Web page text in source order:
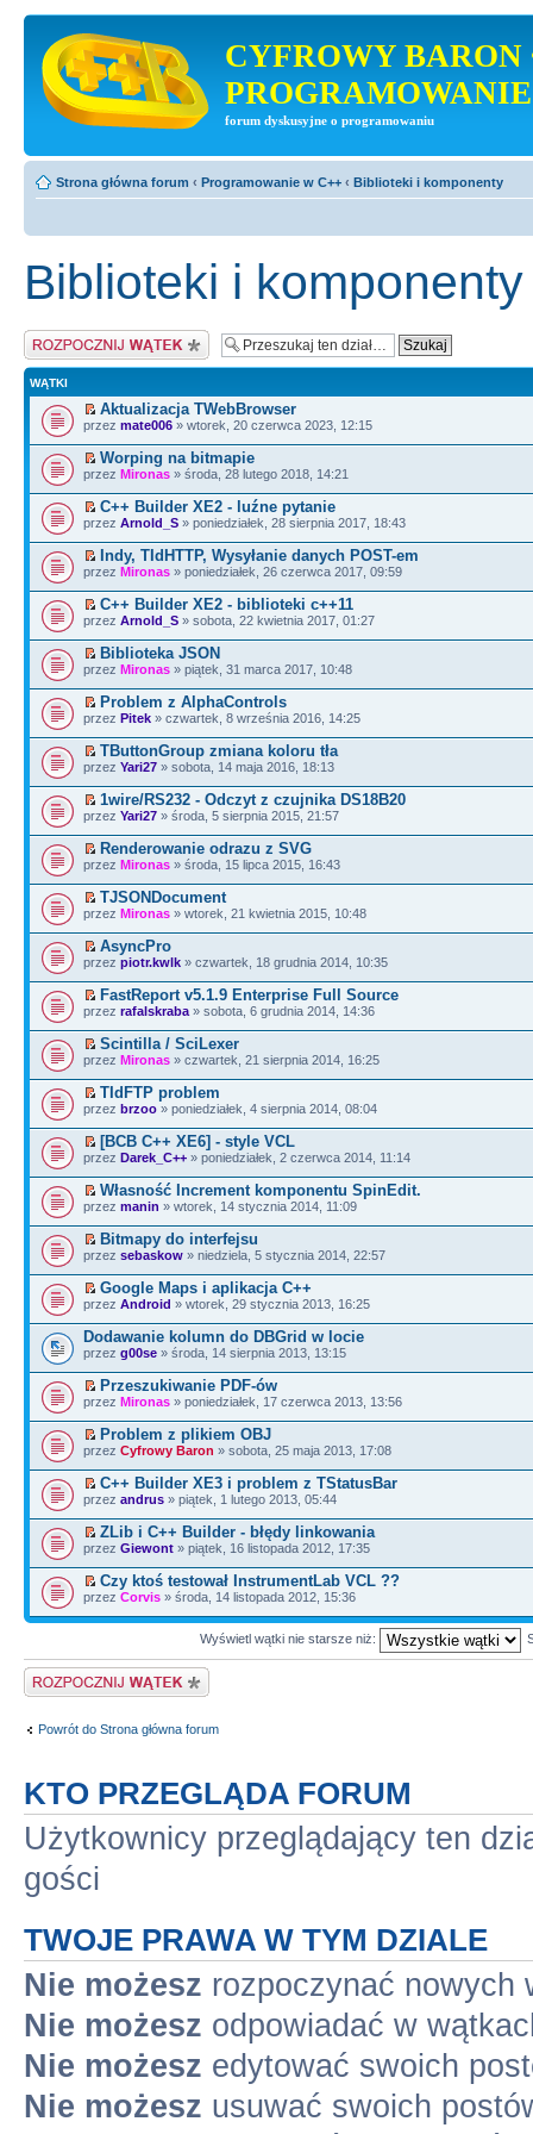
CYFROWY BARON
PROGRAMOWANIE
forum dyskusyjne o programowaniu
Strona główna forum ‹ Programowanie w C++ ‹ Biblioteki i komponenty
Biblioteki i komponenty
Napisz wątek
WĄTKI
Aktualizacja TWebBrowser
przez mate006 » wtorek, 20 czerwca 2023, 12:15
Worping na bitmapie
przez Mironas » środa, 28 lutego 2018, 14:21
C++ Builder XE2 - luźne pytanie
przez Arnold_S » poniedziałek, 28 sierpnia 2017, 18:43
Indy, TIdHTTP, Wysyłanie danych POST-em
przez Mironas » poniedziałek, 26 czerwca 2017, 09:59
C++ Builder XE2 - biblioteki c++11
przez Arnold_S » sobota, 22 kwietnia 2017, 01:27
Biblioteka JSON
przez Mironas » piątek, 31 marca 2017, 10:48
Problem z AlphaControls
przez Pitek » czwartek, 8 września 2016, 14:25
TButtonGroup zmiana koloru tła
przez Yari27 » sobota, 14 maja 2016, 18:13
1wire/RS232 - Odczyt z czujnika DS18B20
przez Yari27 » środa, 5 sierpnia 2015, 21:57
Renderowanie odrazu z SVG
przez Mironas » środa, 15 lipca 2015, 16:43
TJSONDocument
przez Mironas » wtorek, 21 kwietnia 2015, 10:48
AsyncPro
przez piotr.kwlk » czwartek, 18 grudnia 2014, 10:35
FastReport v5.1.9 Enterprise Full Source
przez rafalskraba » sobota, 6 grudnia 2014, 14:36
Scintilla / SciLexer
przez Mironas » czwartek, 21 sierpnia 2014, 16:25
TIdFTP problem
przez brzoo » poniedziałek, 4 sierpnia 2014, 08:04
[BCB C++ XE6] - style VCL
przez Darek_C++ » poniedziałek, 2 czerwca 2014, 11:14
Własność Increment komponentu SpinEdit.
przez manin » wtorek, 14 stycznia 2014, 11:09
Bitmapy do interfejsu
przez sebaskow » niedziela, 5 stycznia 2014, 22:57
Google Maps i aplikacja C++
przez Android » wtorek, 29 stycznia 2013, 16:25
Dodawanie kolumn do DBGrid w locie
przez g00se » środa, 14 sierpnia 2013, 13:15
Przeszukiwanie PDF-ów
przez Mironas » poniedziałek, 17 czerwca 2013, 13:56
Problem z plikiem OBJ
przez Cyfrowy Baron » sobota, 25 maja 2013, 17:08
C++ Builder XE3 i problem z TStatusBar
przez andrus » piątek, 1 lutego 2013, 05:44
ZLib i C++ Builder - błędy linkowania
przez Giewont » piątek, 16 listopada 2012, 17:35
Czy ktoś testował InstrumentLab VCL ??
przez Corvis » środa, 14 listopada 2012, 15:36
Wyświetl wątki nie starsze niż:
Napisz wątek
Powrót do Strona główna forum
KTO PRZEGLĄDA FORUM
Użytkownicy przeglądający ten
gości
TWOJE PRAWA W TYM DZIALE
Nie możesz rozpoczynać nowych
Nie możesz odpowiadać w
Nie możesz edytować swoich
Nie możesz usuwać swoich